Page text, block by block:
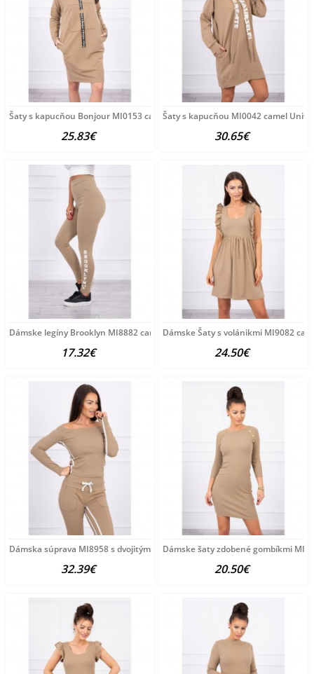
Šaty s kapucňou Bonjour MI0153 camel Univerzálna Kamel
25.83€
Šaty s kapucňou MI0042 camel
30.65€
Dámske legíny Brooklyn MI8882 camel Univerzálna Kamel
17.32€
Dámske Šaty s volánikmi MI9082
24.50€
Dámska súprava MI8958 s dvojitým pruhom camel Univerzálna
32.39€
Dámske šaty zdobené gombíkmi
20.50€